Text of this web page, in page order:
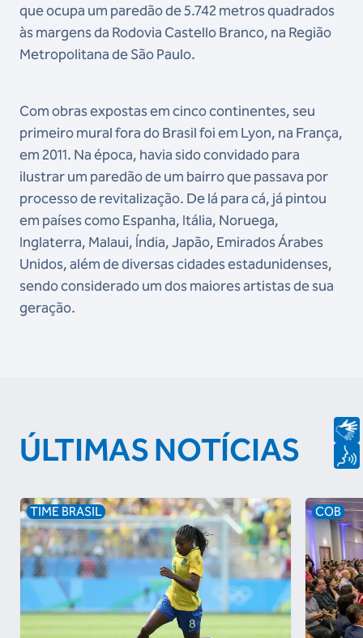
que ocupa um paredão de 5.742 metros quadrados
às margens da Rodovia Castello Branco, na Região
Metropolitana de São Paulo.
Com obras expostas em cinco continentes, seu
primeiro mural fora do Brasil foi em Lyon, na França,
em 2011. Na época, havia sido convidado para
ilustrar um paredão de um bairro que passava por
processo de revitalização. De lá para cá, já pintou
em países como Espanha, Itália, Noruega,
Inglaterra, Malaui, Índia, Japão, Emirados Árabes
Unidos, além de diversas cidades estadunidenses,
sendo considerado um dos maiores artistas de sua
geração.
ÚLTIMAS NOTÍCIAS
TIME BRASIL COB